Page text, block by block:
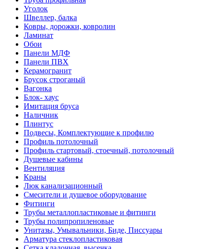
Уголок
Швеллер, балка
Ковры, дорожки, ковролин
Ламинат
Обои
Панели МДФ
Панели ПВХ
Керамогранит
Брусок строганый
Вагонка
Блок- хаус
Имитация бруса
Наличник
Плинтус
Подвесы, Комплектующие к профилю
Профиль потолочный
Профиль стартовый, стоечный, потолочный
Душевые кабины
Вентиляция
Краны
Люк канализационный
Смесители и душевое оборудование
Фитинги
Трубы металлопластиковые и фитинги
Трубы полипропиленовые
Унитазы, Умывальники, Биде, Писсуары
Арматура стеклопластиковая